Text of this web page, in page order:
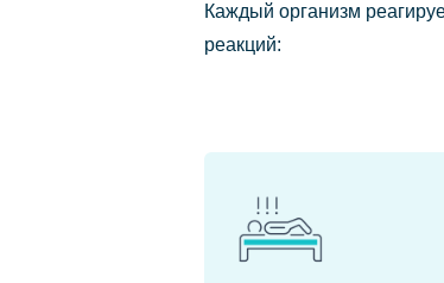
Каждый организм
реакций: